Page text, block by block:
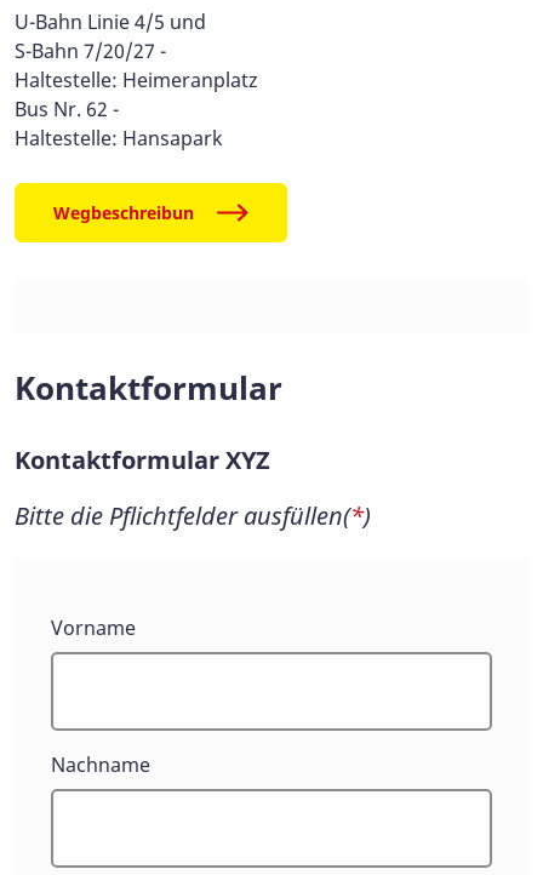
U-Bahn Linie 4/5 und
S-Bahn 7/20/27 -
Haltestelle: Heimeranplatz
Bus Nr. 62 -
Haltestelle: Hansapark
Wegbeschreibun
Kontaktformular
Kontaktformular XYZ
Bitte die Pflichtfelder ausfüllen(*)
Kontaktformular
XYZ
Vorname
Nachname